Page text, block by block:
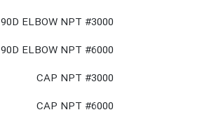
90D ELBOW NPT #3000
90D ELBOW NPT #6000
CAP NPT #3000
CAP NPT #6000